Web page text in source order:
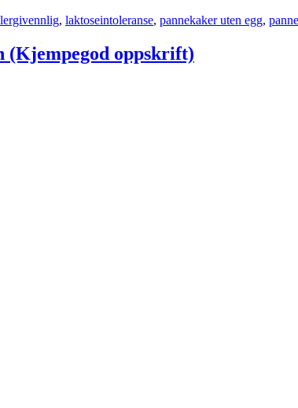
, laktoseintoleranse, pannekaker uten egg,
(Kjempegod oppskrift)